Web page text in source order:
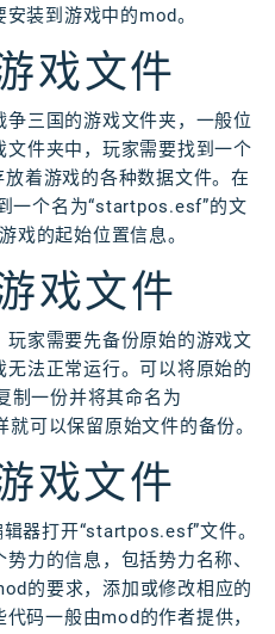
装到游戏中的mod。
戏文件
三国的游戏文件夹，一般位
件夹中，玩家需要找到一个
着游戏的各种数据文件。在
一个名为“startpos.esf”的文
戏的起始位置信息。
戏文件
家需要先备份原始的游戏文
法正常运行。可以将原始的
制一份并将其命名为
可以保留原始文件的备份。
戏文件
器打开“startpos.esf”文件。
力的信息，包括势力名称、
的要求，添加或修改相应的
码一般由mod的作者提供，